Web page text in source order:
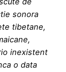
sonora
tibetane,
inexistent
o data